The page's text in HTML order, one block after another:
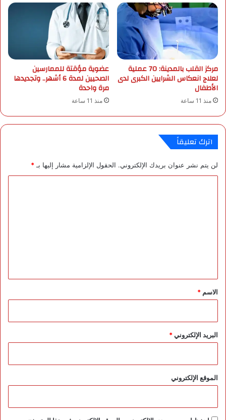
ف
ب
ل
م
ت
م
ي
ز
م
ت
ف
ل
ه
ا
ل
س
و
ي
.
ق
ة
ا
و
ن
ع
ا
ة
ل
و
ي
ا
ث
ا
ئ
ي
مركز القلب بالمدينة: 70 عملية
لعلاج انعكاس الشرايين الكبرى لدى
الأطفال
منذ 11 ساعة
عضوية مؤقتة للممارسين
الصحيين لمدة 6 أشهر.. وتجديدها
مرة واحدة
منذ 11 ساعة
اترك تعليقاً
لن يتم نشر عنوان بريدك الإلكتروني. الحقول الإلزامية مشار إليها بـ *
*
الاسم *
البريد الإلكتروني*
الموقع الإلكتروني